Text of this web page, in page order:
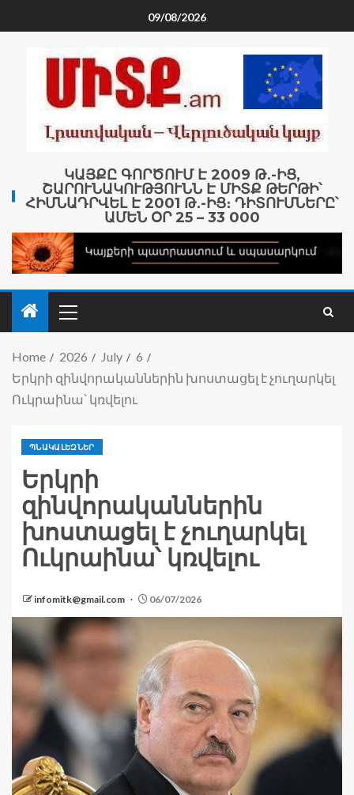
09/08/2026
ԿԱՅՔԸ ԳՈՐԾՈՒՄ Է 2009 Թ․-ԻՑ,
ՇԱՐՈՒՆԱԿՈՒԹՅՈՒՆՆ Է ՄԻՏՔ ԹԵՐԹԻ՝
ՀԻՄՆԱԴՐՎԵԼ Է 2001 Թ․-ԻՑ։ ԴԻՏՈՒՄՆԵՐԸ՝
ԱՄԵՆ ՕՐ 25 – 33 000
Home 2026 July
6
Երկրի զինվորականներին խոստացել է չուղարկել
Ուկրաինա՝ կռվելու
ՊՆԱԿԱԼԵԶՆԵՐ
Երկրի
զինվորականներին
խոստացել է չուղարկել
Ուկրաինա՝ կռվելու
infomitk@gmail.com 06/07/2026